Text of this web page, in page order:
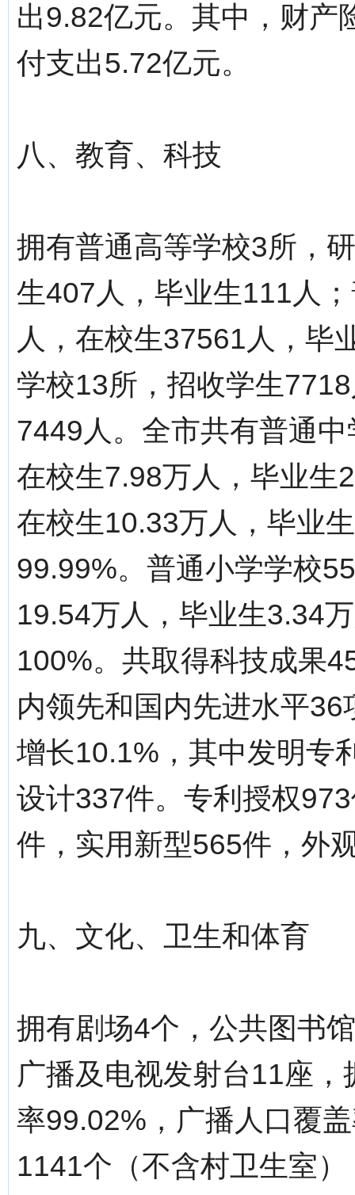
出9.82亿元。其中，财产
付支出5.72亿元。
八、教育、科技
拥有普通高等学校3所，
生407人，毕业生111人
人，在校生37561人，毕
学校13所，招收学生
7449人。全市共有普通
在校生7.98万人，毕业生
在校生10.33万人，毕业
99.99%。普通小学学校
19.54万人，毕业生3.34
100%。共取得科技成果
内领先和国内先进水平
增长10.1%，其中发明专
设计337件。专利授权
件，实用新型565件，外
九、文化、卫生和体育
拥有剧场4个，公共图书
广播及电视发射台11座
率99.02%，广播人口覆
1141个（不含村卫生室